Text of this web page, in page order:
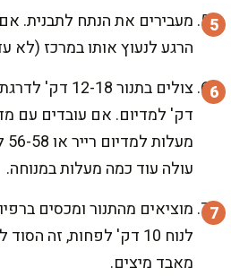
מעבירים את הנתח לתבנית.
הרגע לנעוץ אותו במרכז (לא
עולה עוד כמה מעלות במנוחה.
מוציאים מהתנור ומכסים
לנוח 10 דק' לפחות, זה
מאבד מיצים.